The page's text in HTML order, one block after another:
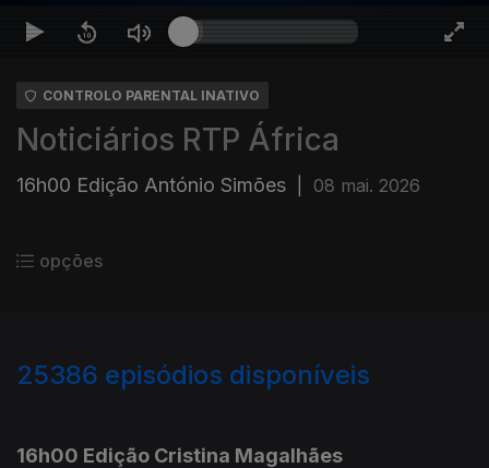
CONTROLO PARENTAL INATIVO
Noticiários RTP África
16h00 Edição António Simões 08 mai. 2026
opções
25386 episódios disponíveis
16h00 Edição Cristina Magalhães